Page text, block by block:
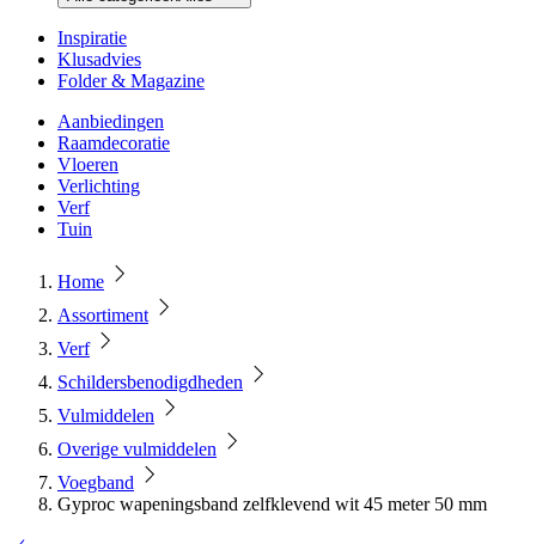
Inspiratie
Klusadvies
Folder & Magazine
Aanbiedingen
Raamdecoratie
Vloeren
Verlichting
Verf
Tuin
Home
Assortiment
Verf
Schildersbenodigdheden
Vulmiddelen
Overige vulmiddelen
Voegband
Gyproc wapeningsband zelfklevend wit 45 meter 50 mm